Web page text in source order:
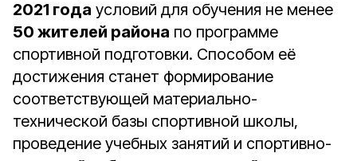
2021 года условий для обучения не менее
50 жителей района по программе
спортивной подготовки. Способом её
достижения станет формирование
соответствующей материально-
технической базы спортивной школы,
проведение учебных занятий и спортивно-